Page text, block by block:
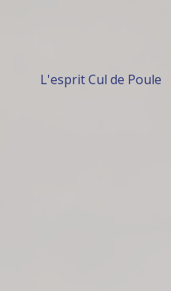
L'esprit Cul de Poule